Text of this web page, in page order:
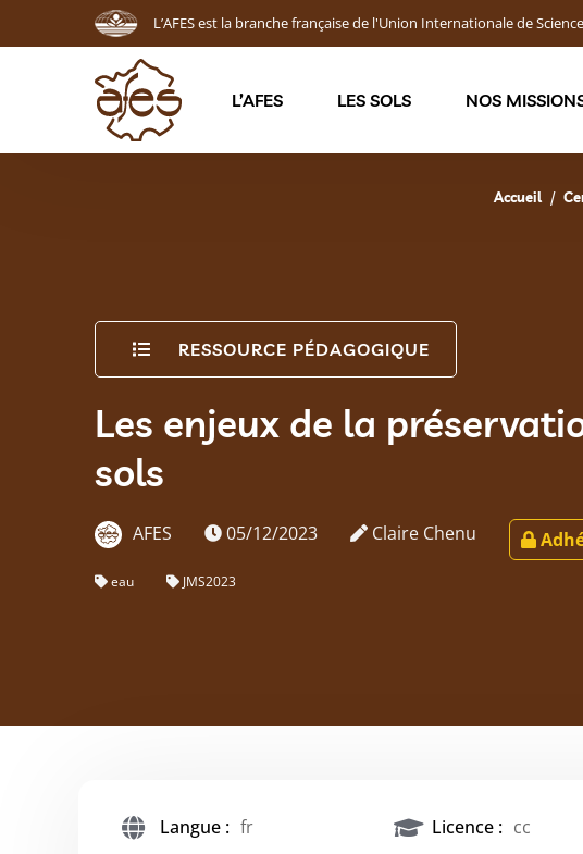
L’AFES est la branche française de l'Union Internationale de
L’AFES LES SOLS NOS
Accueil
RESSOURCE PÉDAGOGIQUE
Les enjeux de la
sols
AFES 05/12/2023 Claire Chenu
eau JMS2023
Langue : fr Licence : cc